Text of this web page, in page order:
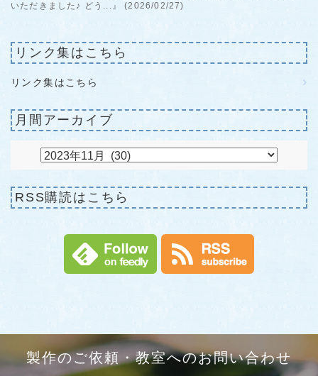
いただきました♪ どう...』 (2026/02/27)
リンク集はこちら
リンク集はこちら
月間アーカイブ
RSS購読はこちら
製作のご依頼・教室へのお問い合わせ